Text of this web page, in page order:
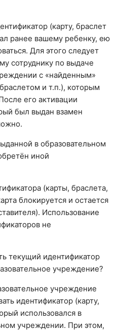
(карту, браслет
ранее вашему ребенку, ею
Для этого следует
сотруднику по выдаче
с «найденным»
и т.п.), которым
его активации
был выдан взамен
в образовательном
иной
(карты, браслета,
блокируется и остается
Использование
не
идентификатор
учреждение?
учреждение
идентификатор (карту,
использовался в
учреждении. При этом,